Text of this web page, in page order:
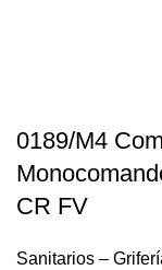
0189/M4
CR FV
Sanitarios –